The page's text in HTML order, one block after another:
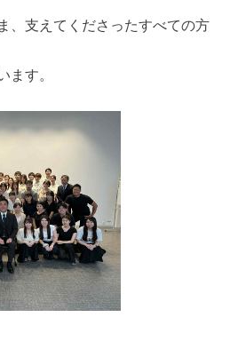
、支えてくださったすべての方
ます。